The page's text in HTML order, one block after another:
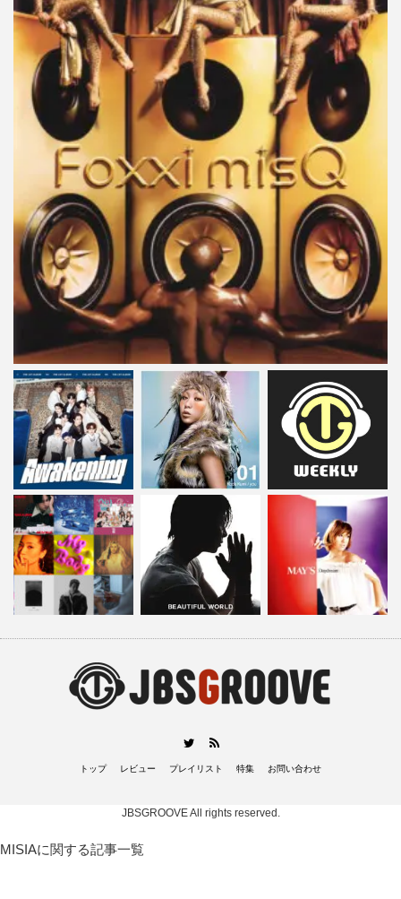
Twitter
トップ レビュー プレイリスト 特集 お問い合わせ
JBSGROOVEAll rights reserved.
MISIAに関する記事一覧